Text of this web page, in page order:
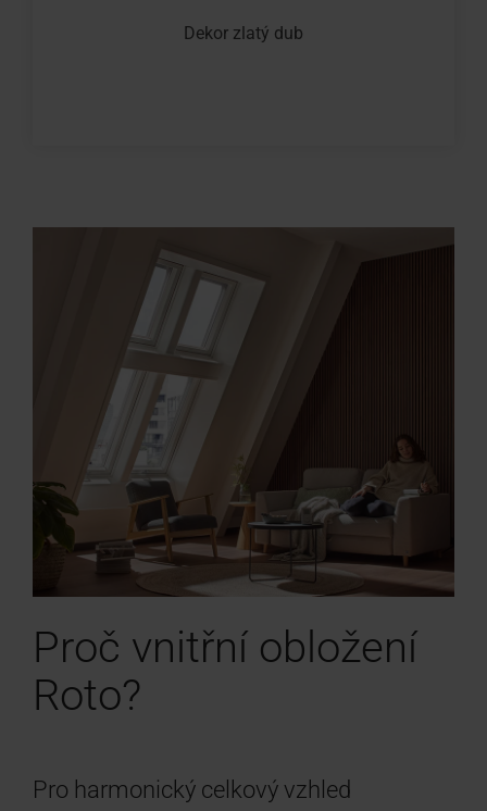
Dekor zlatý dub
Proč vnitřní obložení
Roto?
Pro harmonický celkový vzhled